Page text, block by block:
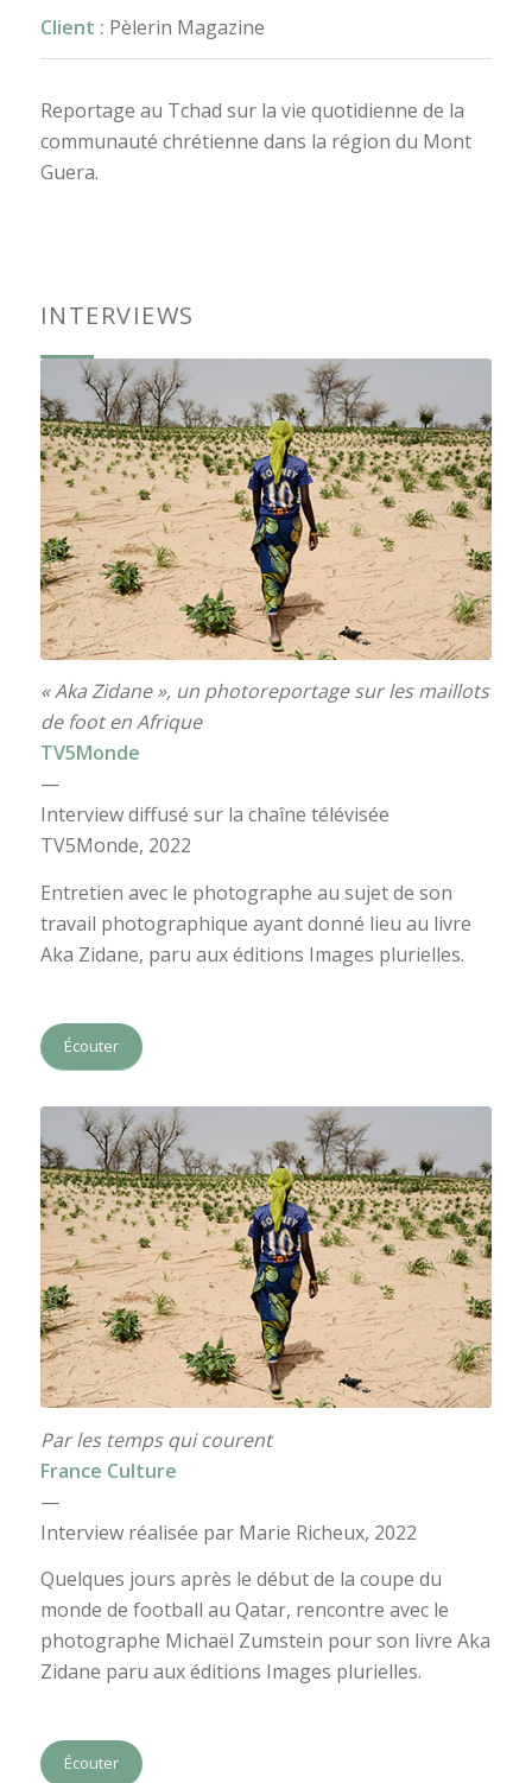
Client : Pèlerin Magazine
Reportage au Tchad sur la vie quotidienne de la
communauté chrétienne dans la région du Mont
Guera.
INTERVIEWS
« Aka Zidane », un photoreportage sur les maillots
de foot en Afrique
TV5Monde
—
Interview diffusé sur la chaîne télévisée
TV5Monde, 2022
Entretien avec le photographe au sujet de son
travail photographique ayant donné lieu au livre
Aka Zidane, paru aux éditions Images plurielles.
Écouter
Par les temps qui courent
France Culture
—
Interview réalisée par Marie Richeux, 2022
Quelques jours après le début de la coupe du
monde de football au Qatar, rencontre avec le
photographe Michaël Zumstein pour son livre Aka
Zidane paru aux éditions Images plurielles.
Écouter